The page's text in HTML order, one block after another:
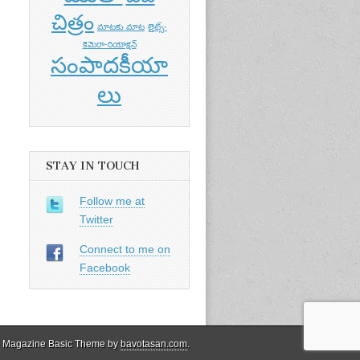
చిత్రం మాటకు మాట లైట్స్-
కెమెరా-రియాక్షన్
సంపాదకీయా
లు
STAY IN TOUCH
Follow me at
Twitter
Connect to me on
Facebook
Magazine Basic Theme bybavotasan.com.